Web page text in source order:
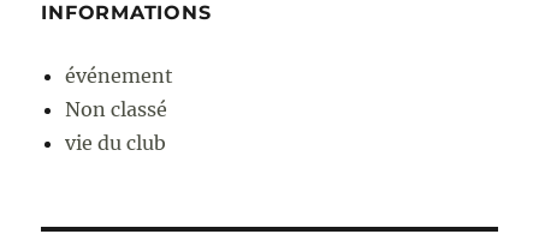
INFORMATIONS
événement
Non classé
vie du club